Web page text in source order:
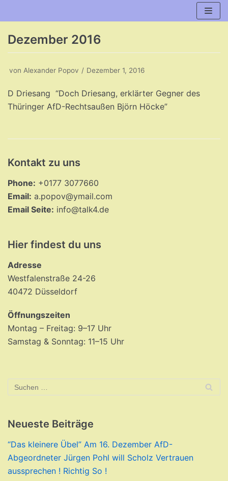
Dezember 2016
von Alexander Popov Dezember 1, 2016
D Driesang “Doch Driesang, erklärter Gegner des
Thüringer AfD-Rechtsaußen Björn Höcke”
Kontakt zu uns
Phone: +0177 3077660
Email: a.popov@ymail.com
Email Seite: info@talk4.de
Hier findest du uns
Adresse
Westfalenstraße 24-26
40472 Düsseldorf
Öffnungszeiten
Montag – Freitag: 9–17 Uhr
Samstag & Sonntag: 11–15 Uhr
Neueste Beiträge
“Das kleinere Übel” Am 16. Dezember AfD-
Abgeordneter Jürgen Pohl will Scholz Vertrauen
aussprechen ! Richtig So !